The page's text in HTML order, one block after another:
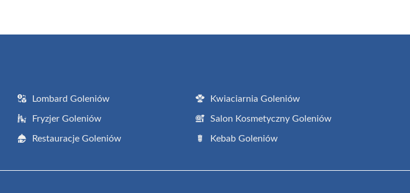
Lombard Goleniów Kwiaciarnia Goleniów
Fryzjer Goleniów Salon Kosmetyczny Goleniów
Restauracje Goleniów Kebab Goleniów